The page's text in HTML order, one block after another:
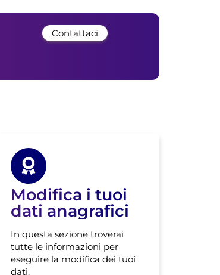
Contattaci
Modifica i tuoi
dati anagrafici
In questa sezione troverai
tutte le informazioni per
eseguire la modifica dei tuoi
dati.